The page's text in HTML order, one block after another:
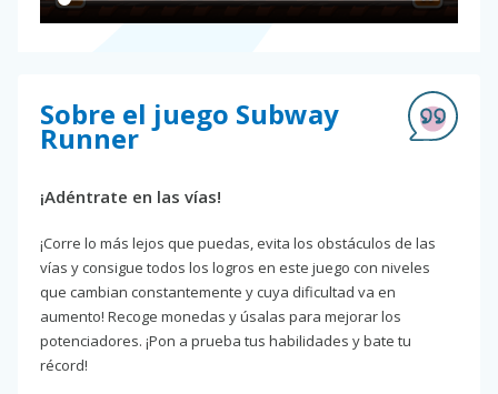
Sobre el juego Subway
Runner
¡Adéntrate en las vías!
¡Corre lo más lejos que puedas, evita los obstáculos de las
vías y consigue todos los logros en este juego con niveles
que cambian constantemente y cuya dificultad va en
aumento! Recoge monedas y úsalas para mejorar los
potenciadores. ¡Pon a prueba tus habilidades y bate tu
récord!